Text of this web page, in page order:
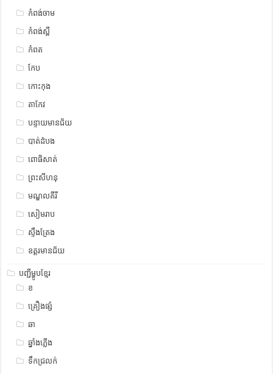
កំពង់ចាម
កំពង់ស្ពឺ
កំពត
កែប
កោះកុង
តាកែវ
បន្ទាយមានជ័យ
បាត់ដំបង
ពោធិសាត់
ព្រះសីហនុ
មណ្ឌលគីរី
សៀមរាប
ស្ទឹង​​ត្រែង
ឧត្ដរមានជ័យ
បញ្ជីម្ហូបខ្មែរ
ខ
គ្រឿងផ្សំ
ឆា
ឆ្នាំងភ្លើង
ទឹកជ្រលក់